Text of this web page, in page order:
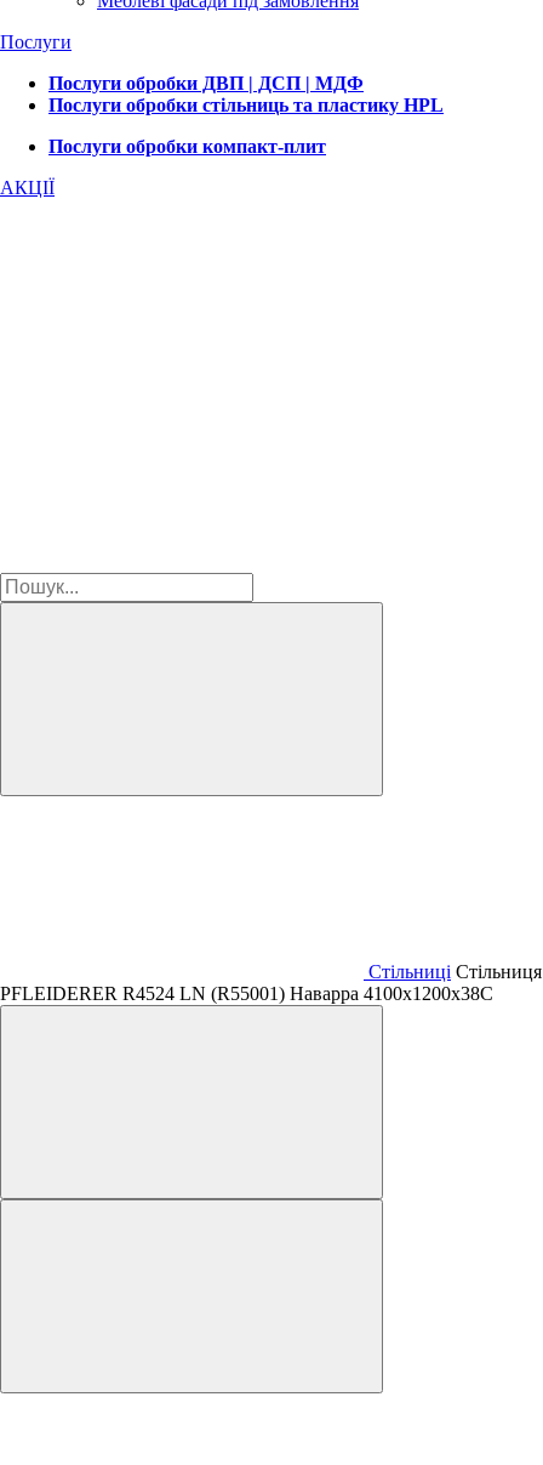
Послуги
Послуги обробки ДВП | ДСП | МДФ
Послуги обробки стільниць та пластику HPL
Послуги обробки компакт-плит
АКЦІЇ
Стільниці Стільниця
PFLEIDERER R4524 LN (R55001) Наварра 4100х1200х38C